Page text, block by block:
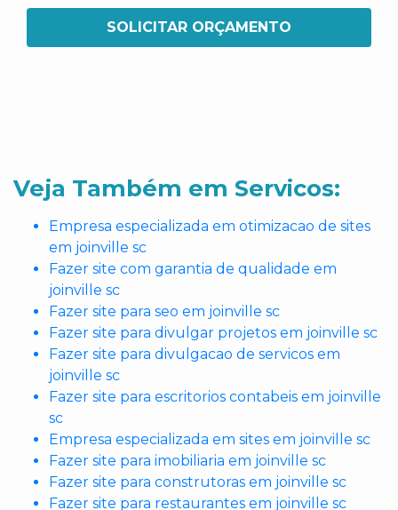
SOLICITAR ORÇAMENTO
Veja Também em Servicos:
Empresa especializada em otimizacao de sites
em joinville sc
Fazer site com garantia de qualidade em
joinville sc
Fazer site para seo em joinville sc
Fazer site para divulgar projetos em joinville sc
Fazer site para divulgacao de servicos em
joinville sc
Fazer site para escritorios contabeis em joinville
sc
Empresa especializada em sites em joinville sc
Fazer site para imobiliaria em joinville sc
Fazer site para construtoras em joinville sc
Fazer site para restaurantes em joinville sc